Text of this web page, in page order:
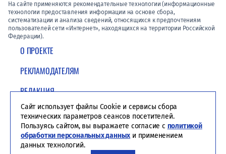
О ПРОЕКТЕ
РЕКЛАМОДАТЕЛЯМ
РЕДАКЦИЯ
ПОЛИТИКА КОНФИДЕНЦИАЛЬНОСТИ
На сайте применяются рекомендательные технологии (информационные
технологии предоставления информации на основе сбора,
систематизации и анализа сведений, относящихся к предпочтениям
пользователей сети «Интернет», находящихся на территории Российской
Федерации).
Сайт использует файлы Cookie и сервисы сбора
технических параметров сеансов посетителей.
Пользуясь сайтом, вы выражаете согласие с политикой
обработки персональных данных и применением
данных технологий.